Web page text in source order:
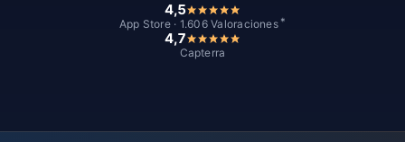
4,5
App Store · 1.606 Valoraciones *
4,7
Capterra